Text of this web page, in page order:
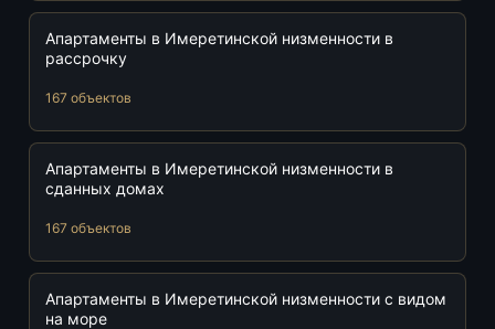
Апартаменты в Имеретинской низменности в
рассрочку
167 объектов
Апартаменты в Имеретинской низменности в
сданных домах
167 объектов
Апартаменты в Имеретинской низменности с видом
на море